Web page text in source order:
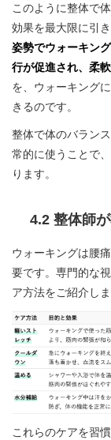
このように整体で
効果を最大限に引
姿勢でウォーキン
行が促進され、柔
を、ウォーキング
きるのです。
整体で体のバラン
常的に使うことで、
ります。
4.2 整体師
ウォーキングは腰
要です。専門的な
ア方法をご紹介しま
これらのケアを習